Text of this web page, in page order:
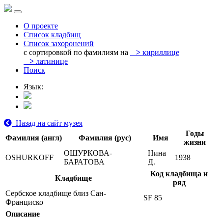
О проекте
Список кладбищ
Список захоронений
с сортировкой по фамилиям на
> кириллице
> латинице
Поиск
Язык:
Назад на сайт музея
Фамилия (англ)
Фамилия (рус) Имя
Годы
жизни
OSHURKOFF
ОШУРКОВА-
БАРАТОВА
Нина
Д.
1938
Кладбище
Код кладбища и
ряд
Сербское кладбище близ Сан-
Франциско
SF 85
Описание